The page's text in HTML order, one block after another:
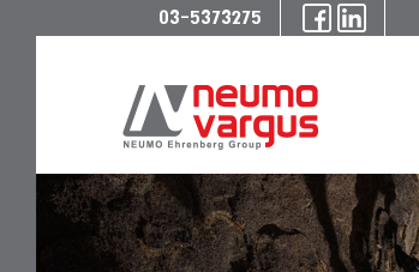
03-5373275